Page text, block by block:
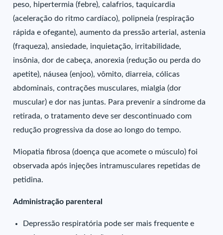
peso, hipertermia (febre), calafrios, taquicardia
(aceleração do ritmo cardíaco), polipneia (respiração
rápida e ofegante), aumento da pressão arterial, astenia
(fraqueza), ansiedade, inquietação, irritabilidade,
insônia, dor de cabeça, anorexia (redução ou perda do
apetite), náusea (enjoo), vômito, diarreia, cólicas
abdominais, contrações musculares, mialgia (dor
muscular) e dor nas juntas. Para prevenir a síndrome da
retirada, o tratamento deve ser descontinuado com
redução progressiva da dose ao longo do tempo.
Miopatia fibrosa (doença que acomete o músculo) foi
observada após injeções intramusculares repetidas de
petidina.
Administração parenteral
Depressão respiratória pode ser mais frequente e